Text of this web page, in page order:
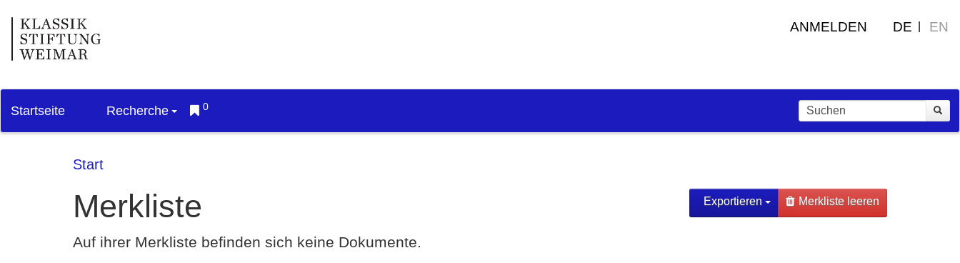
ANMELDEN DE EN
Startseite Recherche 0
Start
Exportieren Merkliste leeren
Merkliste
Auf ihrer Merkliste befinden sich keine Dokumente.